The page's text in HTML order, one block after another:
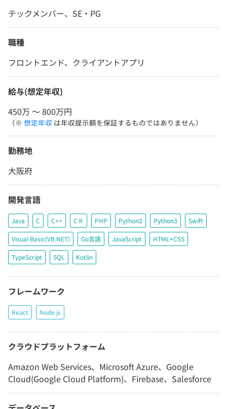
テックメンバー、SE・PG
職種
フロントエンド、クライアントアプリ
給与(想定年収)
450万 〜 800万円
（※ 想定年収 は年収提示額を保証するものではありません）
勤務地
大阪府
開発言語
Java C C++ C＃ PHP Python2 Python3 Swift
Visual Basic(VB.NET) Go言語 JavaScript HTML+CSS
TypeScript SQL Kotlin
フレームワーク
React Node.js
クラウドプラットフォーム
Amazon Web Services、Microsoft Azure、Google
Cloud(Google Cloud Platform)、Firebase、Salesforce